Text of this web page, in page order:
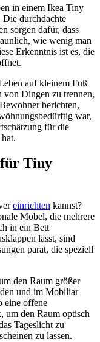
in einem Ikea Tiny
Die durchdachte
sorgen dafür, dass
wie wenig man
Erkenntnis ist es, die
auf kleinem Fuß
Dingen zu trennen,
berichten,
war,
für die
Tiny
einrichten kannst?
Möbel, die mehrere
in ein Bett
lässt, sind
parat, die speziell
den Raum größer
und im Mobiliar
eine offene
um den Raum optisch
Tageslicht zu
zu lassen.